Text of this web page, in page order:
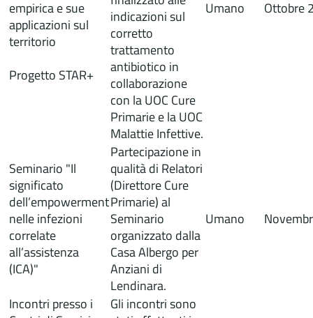
empirica e sue
applicazioni sul
territorio
Progetto STAR+
indicazioni sul
corretto
trattamento
antibiotico in
collaborazione
con la UOC Cure
Primarie e la UOC
Malattie Infettive.
Umano Ottobre
Seminario "Il
significato
dell’empowerment
nelle infezioni
correlate
all’assistenza
(ICA)"
Partecipazione in
qualità di Relatori
(Direttore Cure
Primarie) al
Seminario
organizzato dalla
Casa Albergo per
Anziani di
Lendinara.
Umano
Incontri presso i
Gli incontri sono